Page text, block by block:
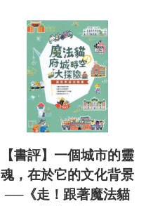
【書評】一個城市的靈
魂，在於它的文化背景
──《走！跟著魔法貓